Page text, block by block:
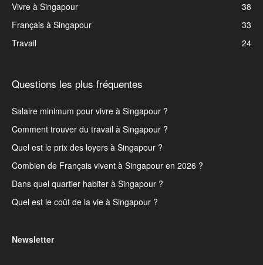
Vivre à Singapour
38
Français à Singapour
33
Travail
24
Questions les plus fréquentes
Salaire minimum pour vivre à Singapour ?
Comment trouver du travail à Singapour ?
Quel est le prix des loyers à Singapour ?
Combien de Français vivent à Singapour en 2026 ?
Dans quel quartier habiter à Singapour ?
Quel est le coût de la vie à Singapour ?
Newsletter